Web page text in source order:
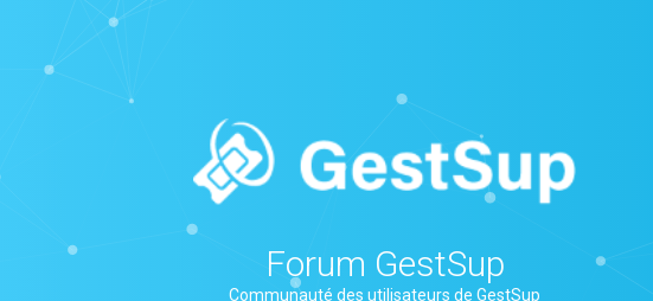
Forum GestSup
Communauté des utilisateurs de GestSup